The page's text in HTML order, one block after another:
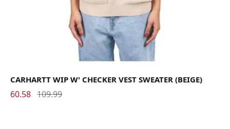
CARHARTT WIP W' CHECKER VEST SWEATER (BEIGE)
60.58 109.99